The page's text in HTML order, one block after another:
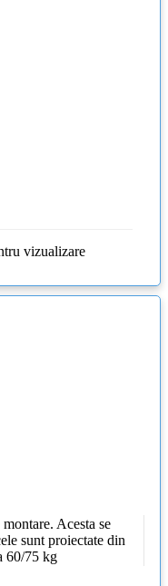
vizualizare
Acesta se
sunt proiectate din
60/75 kg